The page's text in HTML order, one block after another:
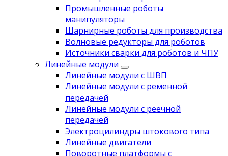
Промышленные роботы
манипуляторы
Шарнирные роботы для производства
Волновые редукторы для роботов
Источники сварки для роботов и ЧПУ
Линейные модули
Линейные модули с ШВП
Линейные модули с ременной
передачей
Линейные модули с реечной
передачей
Электроцилиндры штокового типа
Линейные двигатели
Поворотные платформы с